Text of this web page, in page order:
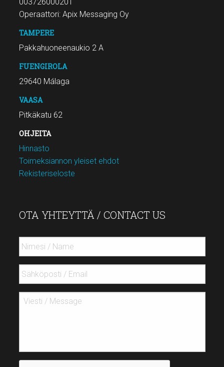
Operaattori: Apix Messaging Oy
TAMPERE
Pakkahuoneenaukio 2 A
FUENGIROLA
29640 Málaga
VAASA
Pitkäkatu 62
OHJEITA
Hinnasto
Toimeksiannon yleiset ehdot
Rekisteriseloste
OTA YHTEYTTÄ / CONTACT US